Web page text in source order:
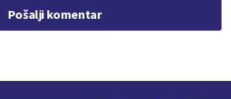
Pošalji komentar